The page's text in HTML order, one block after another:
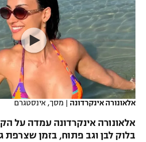
VOD
רץ ברשת
תוצאות
לוח שידורים
נבחרת ישראל
מכבי חיפה
בית"ר ירושלים
מכבי תל אביב
הפועל תל אביב
הפועל חיפה
ליגה ספרדית
ליגה איטלקית
ליגה צרפתית
ליגה הולנדית
ליגה טורקית
כדורסל נשים
מכבי תל אביב
הפועל חולון
הפועל ירושלים
דני אבדיה
יורוליג
יורוקאפ
טניס
כדורעף
שחייה
ג'ודו
אלאונורה אינקרדונה | מסך, אינסטגרם
אלאונורה אינקרדונה עמדה על